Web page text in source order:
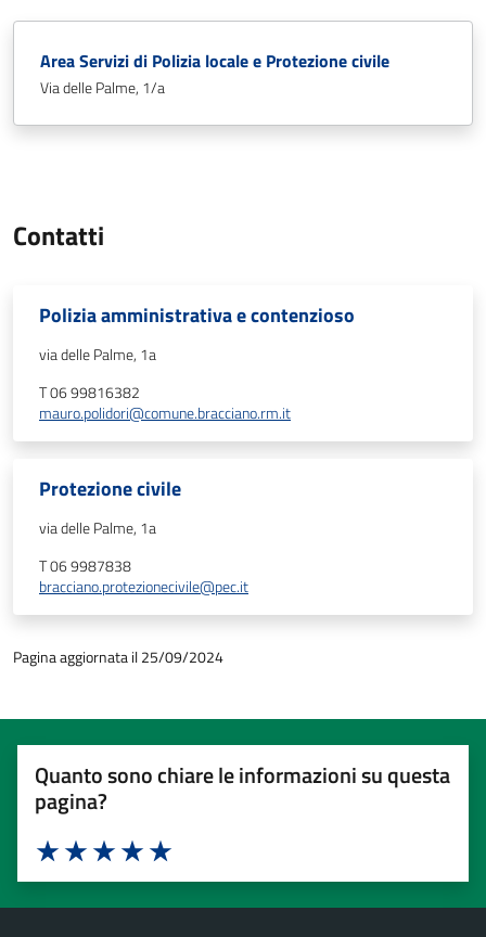
Area Servizi di Polizia locale e Protezione civile
Via delle Palme, 1/a
Contatti
Polizia amministrativa e contenzioso
via delle Palme, 1a
T 06 99816382
mauro.polidori@comune.bracciano.rm.it
Protezione civile
via delle Palme, 1a
T 06 9987838
bracciano.protezionecivile@pec.it
Pagina aggiornata il 25/09/2024
Quanto sono chiare le informazioni su questa
pagina?
Valuta 5 stelle su 5
Valuta 4 stelle su 5
Valuta 3 stelle su 5
Valuta 2 stelle su 5
Valuta 1 stelle su 5